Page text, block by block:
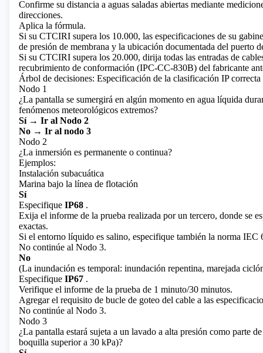
Confirme su distancia a aguas saladas abiertas mediante
direcciones.
Aplica la fórmula.
Si su CTCIRI supera los 10.000, las especificaciones de su
de presión de membrana y la ubicación documentada del puerto
Si su CTCIRI supera los 20.000, dirija todas las entradas de
recubrimiento de conformación (IPC-CC-830B) del fabricante
Árbol de decisiones: Especificación de la clasificación IP correcta
Nodo 1
¿La pantalla se sumergirá en algún momento en agua líquida
fenómenos meteorológicos extremos?
Sí → Ir al Nodo 2
No → Ir al nodo 3
Nodo 2
¿La inmersión es permanente o continua?
Ejemplos:
Instalación subacuática
Marina bajo la línea de flotación
Sí
Especifique IP68 .
Exija el informe de la prueba realizada por un tercero, donde se
exactas.
Si el entorno líquido es salino, especifique también la norma IEC
No continúe al Nodo 3.
No
(La inundación es temporal: inundación repentina, marejada
Especifique IP67 .
Verifique el informe de la prueba de 1 minuto/30 minutos.
Agregar el requisito de bucle de goteo del cable a las
No continúe al Nodo 3.
Nodo 3
¿La pantalla estará sujeta a un lavado a alta presión como parte
boquilla superior a 30 kPa)?